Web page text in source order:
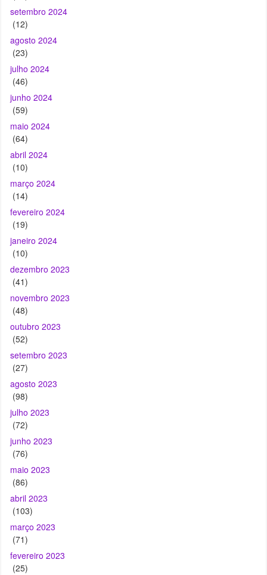
setembro 2024
(12)
agosto 2024
(23)
julho 2024
(46)
junho 2024
(59)
maio 2024
(64)
abril 2024
(10)
março 2024
(14)
fevereiro 2024
(19)
janeiro 2024
(10)
dezembro 2023
(41)
novembro 2023
(48)
outubro 2023
(52)
setembro 2023
(27)
agosto 2023
(98)
julho 2023
(72)
junho 2023
(76)
maio 2023
(86)
abril 2023
(103)
março 2023
(71)
fevereiro 2023
(25)